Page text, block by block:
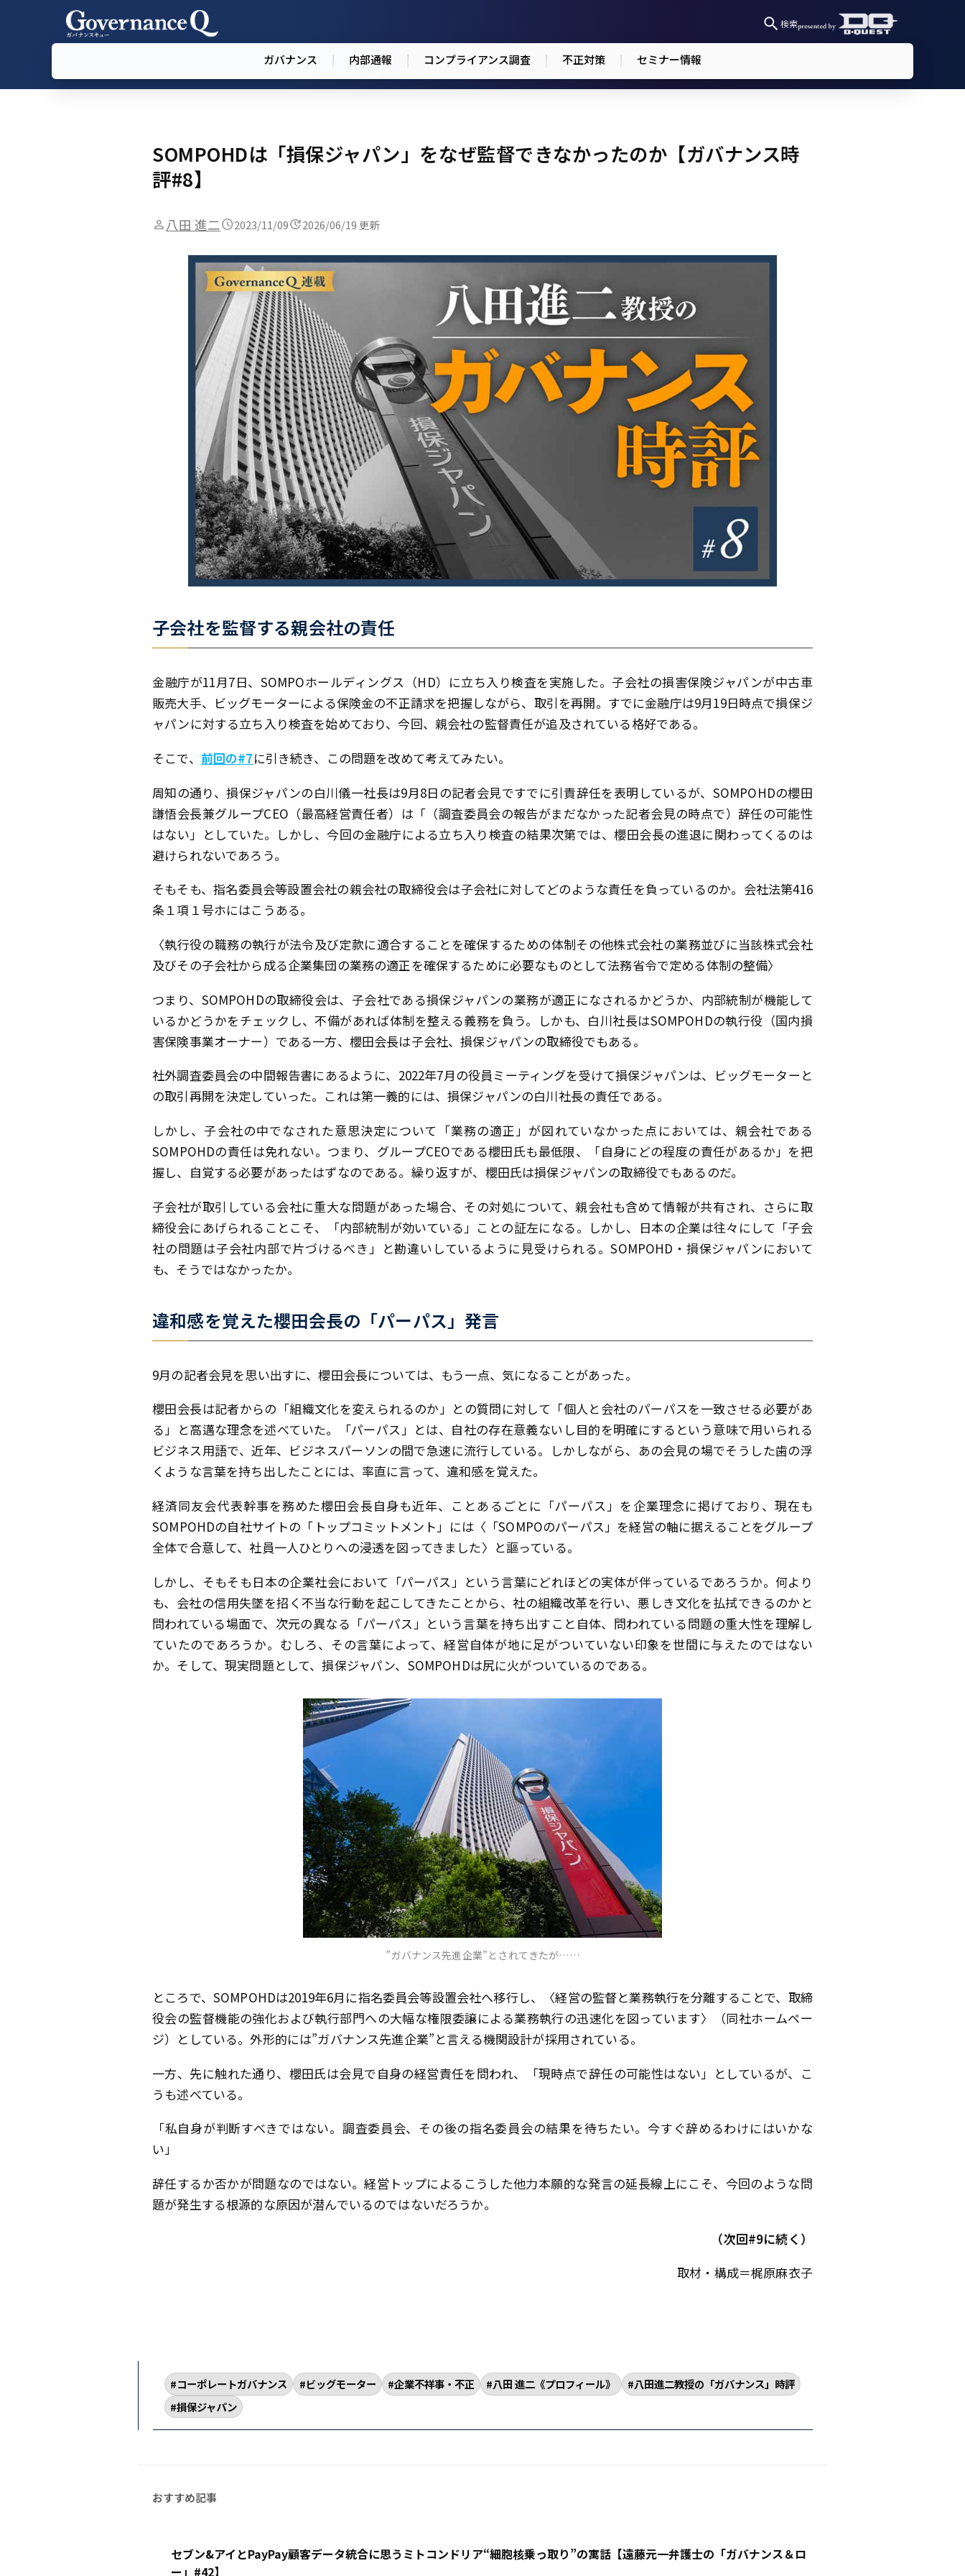
検索
ガバナンス 内部通報 コンプライアンス調査 不正対策 セミナー情報
SOMPOHDは「損保ジャパン」をなぜ監督できなかったのか【ガバナンス時
評#8】
八田 進二 2023/11/09 2026/06/19 更新
子会社を監督する親会社の責任
金融庁が11月7日、SOMPOホールディングス（HD）に立ち入り検査を実施した。子会社の損害保険ジャパンが中古車
販売大手、ビッグモーターによる保険金の不正請求を把握しながら、取引を再開。すでに金融庁は9月19日時点で損保ジ
ャパンに対する立ち入り検査を始めており、今回、親会社の監督責任が追及されている格好である。
そこで、 前回の#7に引き続き、この問題を改めて考えてみたい。
周知の通り、損保ジャパンの白川儀一社長は9月8日の記者会見ですでに引責辞任を表明しているが、SOMPOHDの櫻田
謙悟会長兼グループCEO（最高経営責任者）は「（調査委員会の報告がまだなかった記者会見の時点で）辞任の可能性
はない」としていた。しかし、今回の金融庁による立ち入り検査の結果次第では、櫻田会長の進退に関わってくるのは
避けられないであろう。
そもそも、指名委員会等設置会社の親会社の取締役会は子会社に対してどのような責任を負っているのか。会社法第416
条１項１号ホにはこうある。
〈執行役の職務の執行が法令及び定款に適合することを確保するための体制その他株式会社の業務並びに当該株式会社
及びその子会社から成る企業集団の業務の適正を確保するために必要なものとして法務省令で定める体制の整備〉
つまり、SOMPOHDの取締役会は、子会社である損保ジャパンの業務が適正になされるかどうか、内部統制が機能して
いるかどうかをチェックし、不備があれば体制を整える義務を負う。しかも、白川社長はSOMPOHDの執行役（国内損
害保険事業オーナー）である一方、櫻田会長は子会社、損保ジャパンの取締役でもある。
社外調査委員会の中間報告書にあるように、2022年7月の役員ミーティングを受けて損保ジャパンは、ビッグモーターと
の取引再開を決定していった。これは第一義的には、損保ジャパンの白川社長の責任である。
しかし、子会社の中でなされた意思決定について「業務の適正」が図れていなかった点においては、親会社である
SOMPOHDの責任は免れない。つまり、グループCEOである櫻田氏も最低限、「自身にどの程度の責任があるか」を把
握し、自覚する必要があったはずなのである。繰り返すが、櫻田氏は損保ジャパンの取締役でもあるのだ。
子会社が取引している会社に重大な問題があった場合、その対処について、親会社も含めて情報が共有され、さらに取
締役会にあげられることこそ、「内部統制が効いている」ことの証左になる。しかし、日本の企業は往々にして「子会
社の問題は子会社内部で片づけるべき」と勘違いしているように見受けられる。SOMPOHD・損保ジャパンにおいて
も、そうではなかったか。
違和感を覚えた櫻田会長の「パーパス」発言
9月の記者会見を思い出すに、櫻田会長については、もう一点、気になることがあった。
櫻田会長は記者からの「組織文化を変えられるのか」との質問に対して「個人と会社のパーパスを一致させる必要があ
る」と高邁な理念を述べていた。「パーパス」とは、自社の存在意義ないし目的を明確にするという意味で用いられる
ビジネス用語で、近年、ビジネスパーソンの間で急速に流行している。しかしながら、あの会見の場でそうした歯の浮
くような言葉を持ち出したことには、率直に言って、違和感を覚えた。
経済同友会代表幹事を務めた櫻田会長自身も近年、ことあるごとに「パーパス」を企業理念に掲げており、現在も
SOMPOHDの自社サイトの「トップコミットメント」には〈「SOMPOのパーパス」を経営の軸に据えることをグループ
全体で合意して、社員一人ひとりへの浸透を図ってきました〉と謳っている。
しかし、そもそも日本の企業社会において「パーパス」という言葉にどれほどの実体が伴っているであろうか。何より
も、会社の信用失墜を招く不当な行動を起こしてきたことから、社の組織改革を行い、悪しき文化を払拭できるのかと
問われている場面で、次元の異なる「パーパス」という言葉を持ち出すこと自体、問われている問題の重大性を理解し
ていたのであろうか。むしろ、その言葉によって、経営自体が地に足がついていない印象を世間に与えたのではない
か。そして、現実問題として、損保ジャパン、SOMPOHDは尻に火がついているのである。
”ガバナンス先進企業”とされてきたが……
ところで、SOMPOHDは2019年6月に指名委員会等設置会社へ移行し、〈経営の監督と業務執行を分離することで、取締
役会の監督機能の強化および執行部門への大幅な権限委譲による業務執行の迅速化を図っています〉（同社ホームペー
ジ）としている。外形的には”ガバナンス先進企業”と言える機関設計が採用されている。
一方、先に触れた通り、櫻田氏は会見で自身の経営責任を問われ、「現時点で辞任の可能性はない」としているが、こ
うも述べている。
「私自身が判断すべきではない。調査委員会、その後の指名委員会の結果を待ちたい。今すぐ辞めるわけにはいかな
い」
辞任するか否かが問題なのではない。経営トップによるこうした他力本願的な発言の延長線上にこそ、今回のような問
題が発生する根源的な原因が潜んでいるのではないだろうか。
（次回#9に続く）
取材・構成＝梶原麻衣子
コーポレートガバナンス ビッグモーター 企業不祥事・不正 八田 進二《プロフィール》
八田進二教授の「ガバナンス」時評
損保ジャパン
セブン&アイとPayPay顧客データ統合に思うミトコンドリア“細胞核乗っ取り”の寓話【遠藤元一弁護士の「ガバナンス＆ロ
ー」#42】